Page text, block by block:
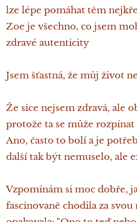
lze lépe pomáhat těm
Zoe je všechno, co jsem
zdravé autenticity
Jsem šťastná, že můj život
Že sice nejsem zdravá, ale
protože ta se může
Ano, často to bolí a je
další tak být nemuselo, ale
Vzpomínám si moc dobře,
fascinovaně chodila za